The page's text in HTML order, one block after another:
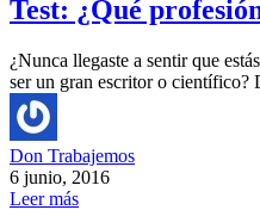
Test: ¿Qué
¿Nunca llegaste a sentir que
ser un gran escritor o
Don Trabajemos
6 junio, 2016
Leer más